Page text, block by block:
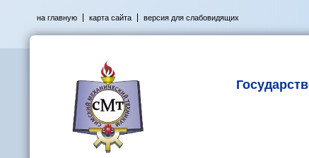
на главную карта сайта версия для слабовидящих